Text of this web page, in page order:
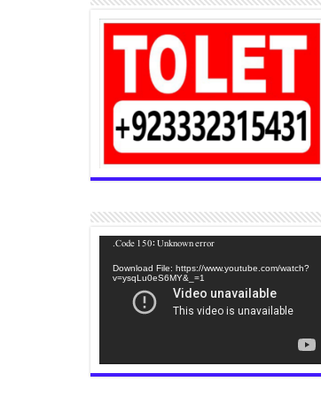
Player
Code 150: Unknown error.
Download File: https://www.youtube.com/watch?
v=ysqLu0eS6MY&_=1